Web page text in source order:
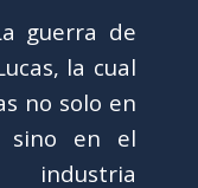
guerra de
la cual
no solo en
sino en el